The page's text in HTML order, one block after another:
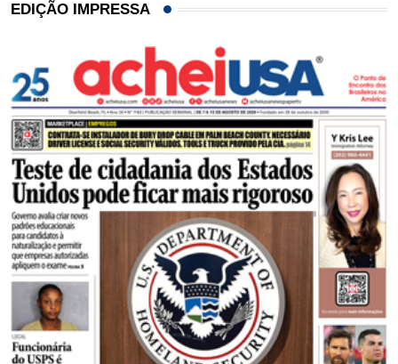
EDIÇÃO IMPRESSA